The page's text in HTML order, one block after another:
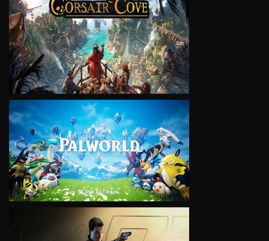
VIEW
VIEW